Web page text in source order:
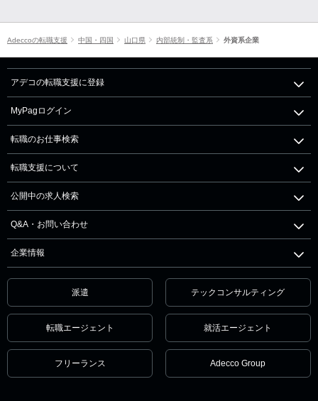
Adeccoの転職支援 中国・四国 山口県 内部統制・監査系 外資系企業
アデコの転職支援に登録
MyPagログイン
転職のお仕事検索
転職支援について
公開中の求人検索
Q&A・お問い合わせ
企業情報
派遣 テックコンサルティング
転職エージェント 就活エージェント
フリーランス Adecco Group